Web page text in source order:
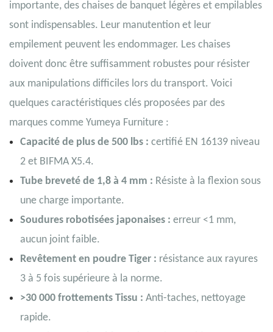
importante, des chaises de banquet légères et empilables
sont indispensables. Leur manutention et leur
empilement peuvent les endommager. Les chaises
doivent donc être suffisamment robustes pour résister
aux manipulations difficiles lors du transport. Voici
quelques caractéristiques clés proposées par des
marques comme Yumeya Furniture :
Capacité de plus de 500 lbs : certifié EN 16139 niveau
2 et BIFMA X5.4.
Tube breveté de 1,8 à 4 mm : Résiste à la flexion sous
une charge importante.
Soudures robotisées japonaises : erreur <1 mm,
aucun joint faible.
Revêtement en poudre Tiger : résistance aux rayures
3 à 5 fois supérieure à la norme.
>30 000 frottements Tissu : Anti-taches, nettoyage
rapide.